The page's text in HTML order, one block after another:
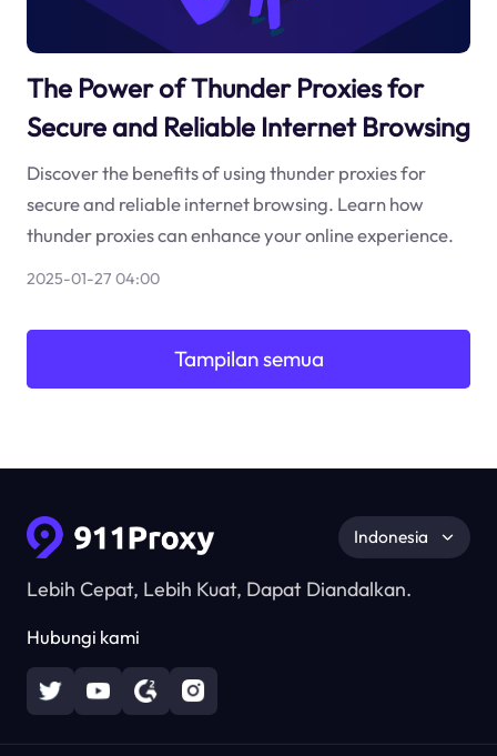
The Power of Thunder Proxies for
Secure and Reliable Internet Browsing
Discover the benefits of using thunder proxies for
secure and reliable internet browsing. Learn how
thunder proxies can enhance your online experience.
2025-01-27 04:00
Tampilan semua
Lebih Cepat, Lebih Kuat, Dapat Diandalkan.
Hubungi kami
Indonesia